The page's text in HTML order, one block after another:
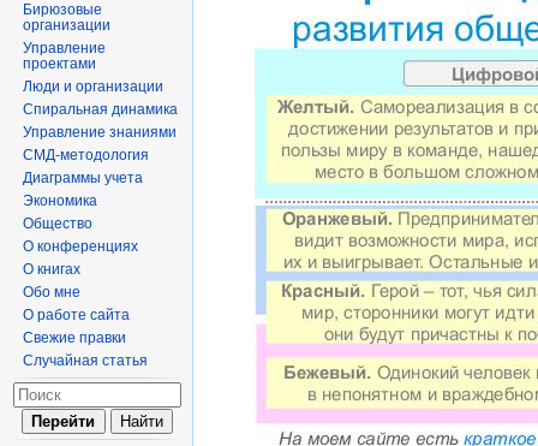
Бирюзовые
организации
Управление
проектами
Люди и организации
Спиральная динамика
Управление знаниями
СМД-методология
Диаграммы учета
Экономика
Общество
О конференциях
О книгах
Обо мне
О работе сайта
Свежие правки
Случайная статья